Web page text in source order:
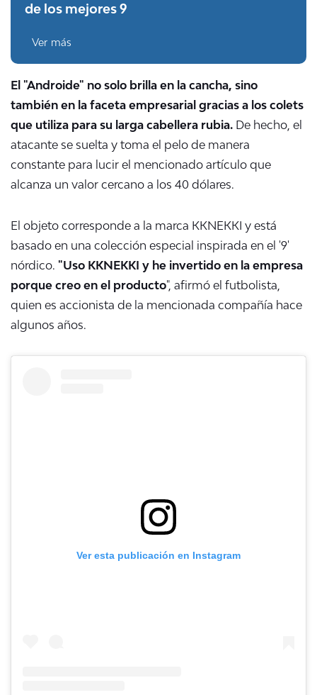
de los mejores 9
Ver más
El "Androide" no solo brilla en la cancha, sino
también en la faceta empresarial gracias a los colets
que utiliza para su larga cabellera rubia. De hecho, el
atacante se suelta y toma el pelo de manera
constante para lucir el mencionado artículo que
alcanza un valor cercano a los 40 dólares.
El objeto corresponde a la marca KKNEKKI y está
basado en una colección especial inspirada en el '9'
nórdico. "Uso KKNEKKI y he invertido en la empresa
porque creo en el producto", afirmó el futbolista,
quien es accionista de la mencionada compañía hace
algunos años.
Ver esta publicación en Instagram